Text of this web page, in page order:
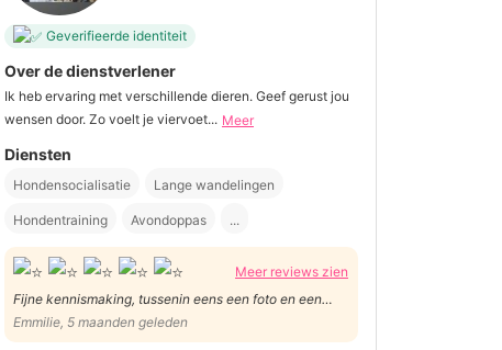
Geverifieerde identiteit
Over de dienstverlener
Ik heb ervaring met verschillende dieren. Geef gerust jou
wensen door. Zo voelt je viervoet... Meer
Diensten
Hondensocialisatie Lange wandelingen
Hondentraining Avondoppas ...
Meer reviews zien
Fijne kennismaking, tussenin eens een foto en een
berichtje gekregen. Gemakkelijk kunnen afspreken.
Zeker een aanrader!
Emmilie, 5 maanden geleden